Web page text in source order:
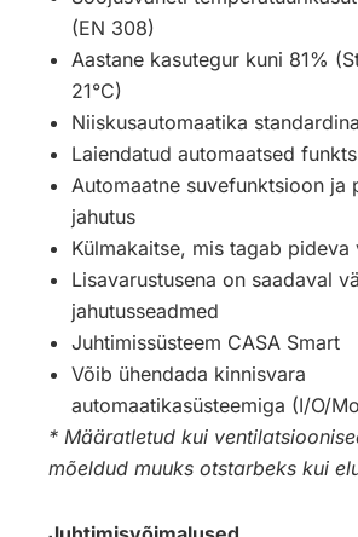
(EN 308)
Aastane kasutegur kuni 81%
21°C)
Niiskusautomaatika standardina
Laiendatud automaatsed
Automaatne suvefunktsioon ja
jahutus
Külmakaitse, mis tagab pideva
Lisavarustusena on saadaval
jahutusseadmed
Juhtimissüsteem CASA Smart
Võib ühendada kinnisvara
automaatikasüsteemiga (I/O/
* Määratletud kui
mõeldud muuks otstarbeks kui